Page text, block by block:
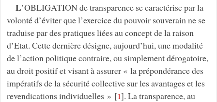
L’OBLIGATION de transparence se caractérise par la
volonté d’éviter que l’exercice du pouvoir souverain ne se
traduise par des pratiques liées au concept de la raison
d’Etat. Cette dernière désigne, aujourd’hui, une modalité
de l’action politique contraire, ou simplement dérogatoire,
au droit positif et visant à assurer « la prépondérance des
impératifs de la sécurité collective sur les avantages et les
revendications individuelles » [1]. La transparence, au